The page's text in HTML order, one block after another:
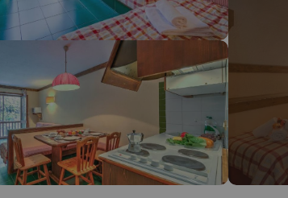
encontrar a sua bússola, estará de volta.